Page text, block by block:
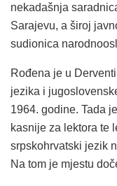
nekadašnja
Sarajevu, a široj
sudionica
Rođena je u
jezika i
1964. godine. Tada
kasnije za lektora te
srpskohrvatski jezik
Na tom je mjestu